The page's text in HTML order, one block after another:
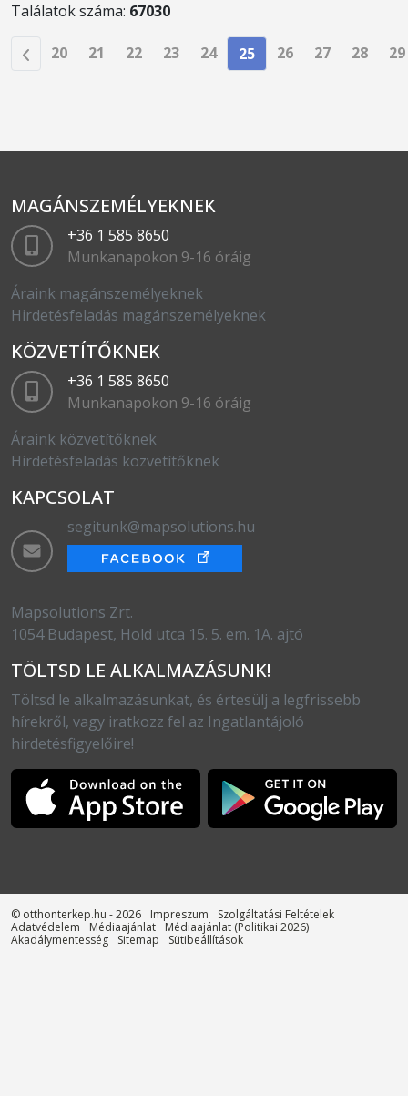
Találatok száma: 67030
20 21 22 23 24 25 26 27 28 29
MAGÁNSZEMÉLYEKNEK
+36 1 585 8650
Munkanapokon 9-16 óráig
Áraink magánszemélyeknek
Hirdetésfeladás magánszemélyeknek
KÖZVETÍTŐKNEK
+36 1 585 8650
Munkanapokon 9-16 óráig
Áraink közvetítőknek
Hirdetésfeladás közvetítőknek
KAPCSOLAT
segitunk@mapsolutions.hu
Mapsolutions Zrt.
1054 Budapest, Hold utca 15. 5. em. 1A. ajtó
TÖLTSD LE ALKALMAZÁSUNK!
Töltsd le alkalmazásunkat, és értesülj a legfrissebb
hírekről, vagy iratkozz fel az Ingatlantájoló
hirdetésfigyelőire!
© otthonterkep.hu - 2026 Impreszum
Szolgáltatási Feltételek
Adatvédelem
Médiaajánlat
Médiaajánlat (Politikai 2026)
Akadálymentesség
Sitemap Sütibeállítások